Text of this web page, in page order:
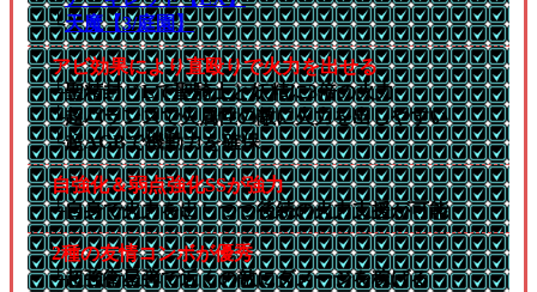
└天魔【3/庭園】
アビ効果により直殴りで火力を出せる
└聖精封じLで聖騎士と妖精に3倍の火力
└超バランスで火属性の敵に火力を出しやすい
└超AGBで機動力を確保
自強化＆弱点強化SSが強力
└自身で火力を出しつつ後続の火力支援が可能
2種の友情コンボが優秀
└超強衛星弾で近くの敵にダメージを稼げる